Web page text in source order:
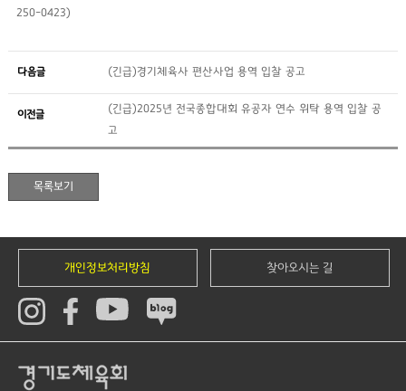
250-0423)
다음글 (긴급)경기체육사 편산사업 용역 입찰 공고
이전글
(긴급)2025년 전국종합대회 유공자 연수 위탁 용역 입찰 공
고
개인정보처리방침 찾아오시는 길